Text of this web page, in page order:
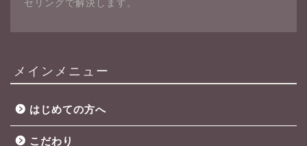
セリングで解決します。
メインメニュー
はじめての方へ
こだわり